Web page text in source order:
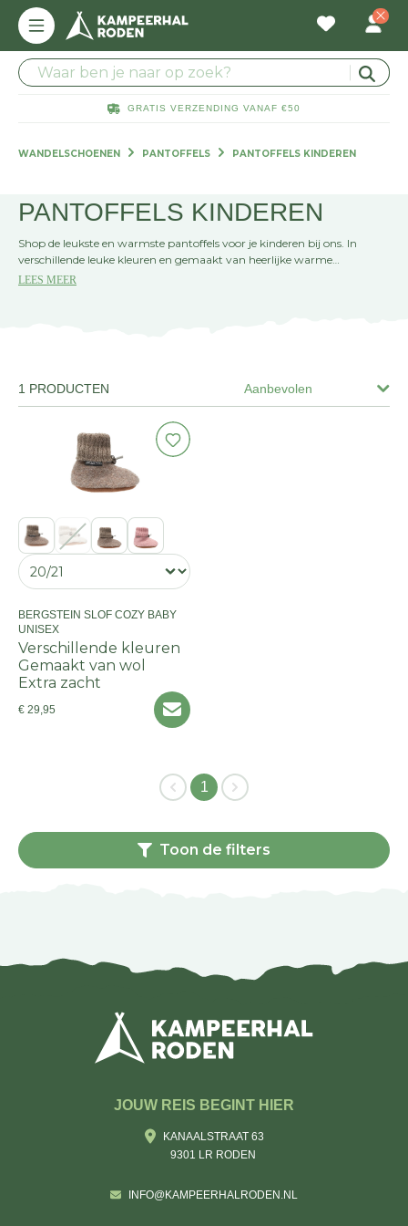
GRATIS VERZENDING VANAF €50
WANDELSCHOENEN PANTOFFELS PANTOFFELS KINDEREN
PANTOFFELS KINDEREN
Shop de leukste en warmste pantoffels voor je kinderen bij ons. In
verschillende leuke kleuren en gemaakt van heerlijke warme
materialen. Bekijk ons uitgebreide assortiment hieronder!
LEES MEER
Aanbevolen
1 PRODUCTEN
BERGSTEIN SLOF COZY BABY
UNISEX
Verschillende kleuren
Gemaakt van wol
Extra zacht
€ 29,95
1
Toon de filters
JOUW REIS BEGINT HIER
KANAALSTRAAT 63
9301 LR RODEN
INFO@KAMPEERHALRODEN.NL